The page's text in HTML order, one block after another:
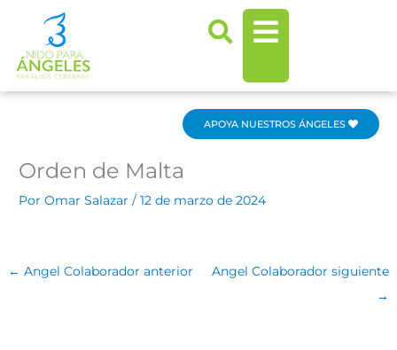
contenido
APOYA NUESTROS ÁNGELES
Orden de Malta
PorOmar Salazar/12 de marzo de 2024
← Angel Colaborador anterior
Angel Colaborador siguiente
→